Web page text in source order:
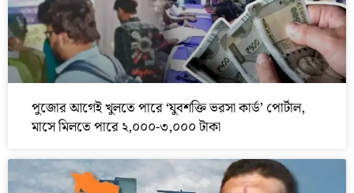
পুজোর আগেই খুলতে পারে ‘যুবশক্তি ভরসা কার্ড’ পোর্টাল,
মাসে মিলতে পারে ২,০০০-৩,০০০ টাকা